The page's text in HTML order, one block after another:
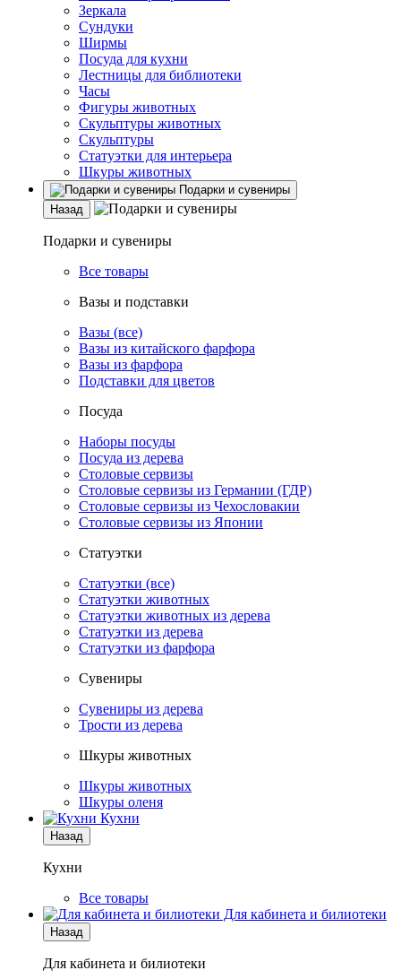
Зеркала
Сундуки
Ширмы
Посуда для кухни
Лестницы для библиотеки
Часы
Фигуры животных
Скульптуры животных
Скульптуры
Статуэтки для интерьера
Шкуры животных
Подарки и сувениры
Назад
Подарки и сувениры
Все товары
Вазы и подставки
Вазы (все)
Вазы из китайского фарфора
Вазы из фарфора
Подставки для цветов
Посуда
Наборы посуды
Посуда из дерева
Столовые сервизы
Столовые сервизы из Германии (ГДР)
Столовые сервизы из Чехословакии
Столовые сервизы из Японии
Статуэтки
Статуэтки (все)
Статуэтки животных
Статуэтки животных из дерева
Статуэтки из дерева
Статуэтки из фарфора
Сувениры
Сувениры из дерева
Трости из дерева
Шкуры животных
Шкуры животных
Шкуры оленя
Кухни
Назад
Кухни
Все товары
Для кабинета и билиотеки
Назад
Для кабинета и билиотеки